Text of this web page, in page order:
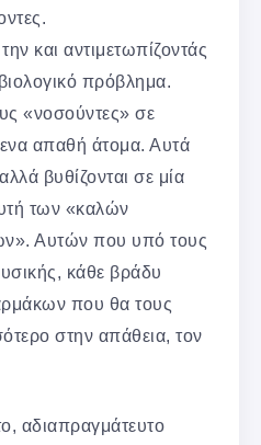
και αντιμετωπίζοντάς
πρόβλημα.
«νοσούντες» σε
απαθή άτομα. Αυτά
βυθίζονται σε μία
των «καλών
Αυτών που υπό τους
κάθε βράδυ
που θα τους
στην απάθεια, τον
αδιαπραγμάτευτο